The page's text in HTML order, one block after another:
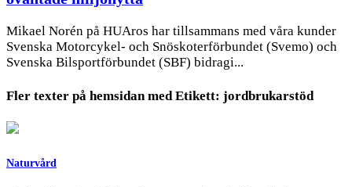
Mikael Norén på HUAros har tillsammans med våra kunder
Svenska Motorcykel- och Snöskoterförbundet (Svemo) och
Svenska Bilsportförbundet (SBF) bidragi...
Fler texter på hemsidan medEtikett: jordbrukarstöd
Naturvård